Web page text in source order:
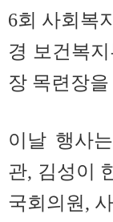
6회 사회복
경 보건복
장 목련장
이날 행사
관, 김성이
국회의원,